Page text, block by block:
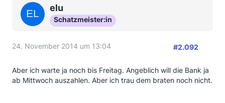
elu
Schatzmeister:in
24. November 2014 um 13:04 #2.092
Aber ich warte ja noch bis Freitag. Angeblich will die Bank ja
ab Mittwoch auszahlen. Aber ich trau dem braten noch nicht.